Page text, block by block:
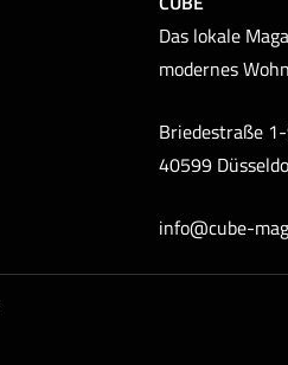
Das lokale
modernes
Briedestraße
40599
info@cube-